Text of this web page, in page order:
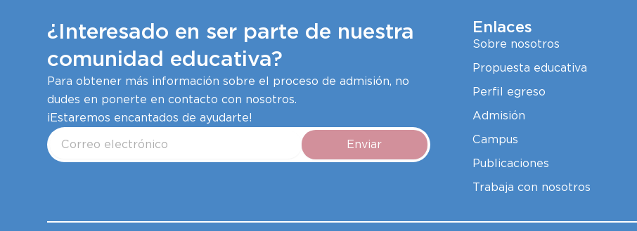
¿Interesado en ser parte de nuestra
comunidad educativa?
Para obtener más información sobre el proceso de admisión, no
dudes en ponerte en contacto con nosotros.
¡Estaremos encantados de ayudarte!
Correo
electrónico
Enviar
Enlaces
Sobre nosotros
Propuesta educativa
Perfil egreso
Admisión
Campus
Publicaciones
Trabaja con nosotros